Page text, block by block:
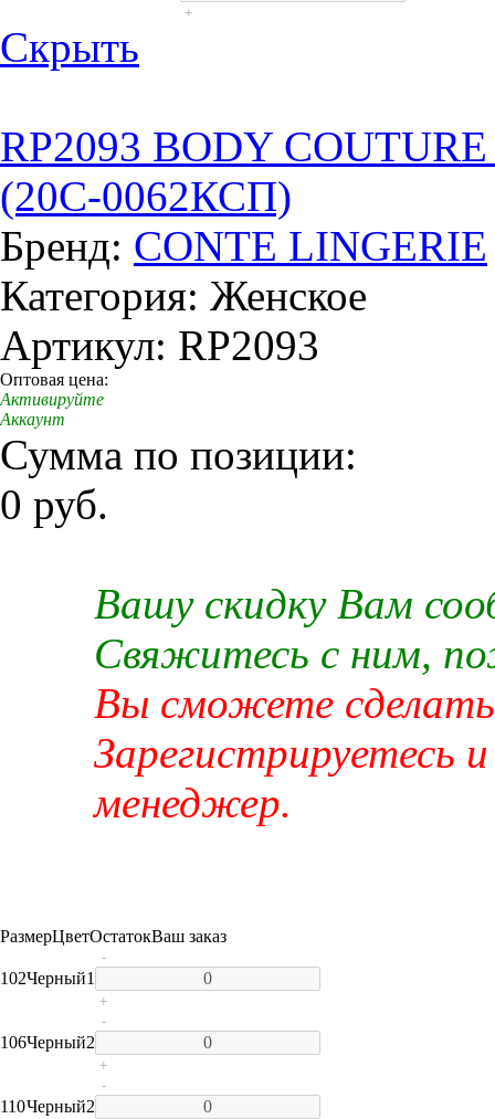
+
Скрыть
RP2093 BODY
(20С-0062КСП)
Бренд: CONTE LINGERIE
Категория: Женское
Артикул: RP2093
Оптовая цена:
Активируйте
Аккаунт
Сумма по позиции:
0 руб.
Вашу скидку Вам
Свяжитесь с ним,
Вы сможете сделать
Зарегистрируетесь
менеджер.
РазмерЦветОстатокВаш заказ
102Черный1
-
+
106Черный2
-
+
110Черный2
-